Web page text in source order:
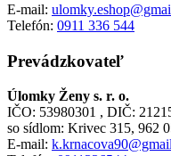
E-mail:
Telefón: 0911 336 544
Prevádzkovateľ
Úlomky Ženy s. r. o.
IČO: 53980301 , DIČ:
so sídlom: Krivec 315, 962
E-mail: